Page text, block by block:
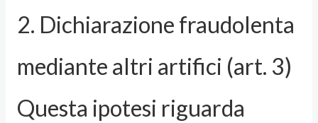
2. Dichiarazione fraudolenta
mediante altri artifici (art. 3)
Questa ipotesi riguarda